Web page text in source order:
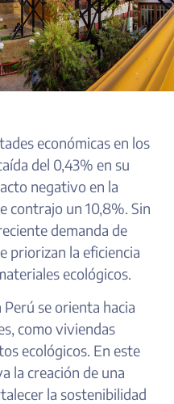
económicas en los
del 0,43% en su
negativo en la
contrajo un 10,8%. Sin
demanda de
priorizan la eficiencia
ecológicos.
se orienta hacia
como viviendas
ecológicos. En este
la creación de una
la sostenibilidad